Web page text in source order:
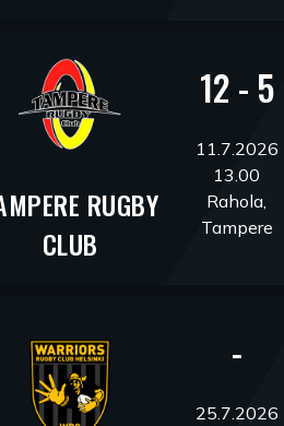
RUGBY
CLUB
12 - 5
11.7.2026
13.00
Rahola,
Tampere
-
25.7.2026